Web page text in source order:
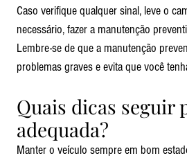
Caso verifique qualquer sinal, leve o
necessário, fazer a manutenção
Lembre-se de que a manutenção
problemas graves e evita que você
Quais dicas seguir
adequada?
Manter o veículo sempre em bom